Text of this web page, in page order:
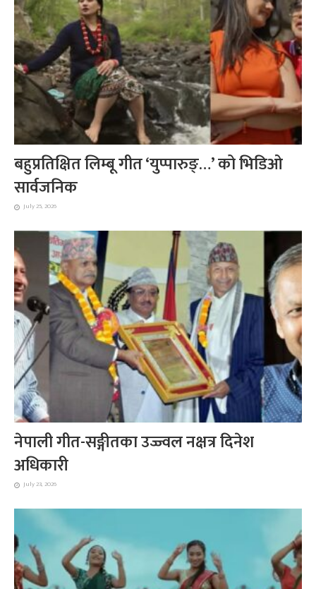
बहुप्रतिक्षित लिम्बू गीत ‘युप्पारुङ्…’ को भिडिओ
सार्वजनिक
July 25, 2026
नेपाली गीत-सङ्गीतका उज्ज्वल नक्षत्र दिनेश
अधिकारी
July 23, 2026